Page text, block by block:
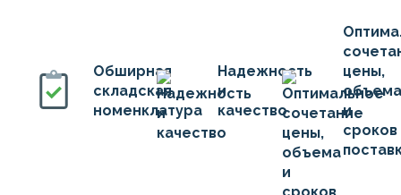
Обширная
складская
номенклатура
Надежность
и
качество
цены,
объема
и
сроков